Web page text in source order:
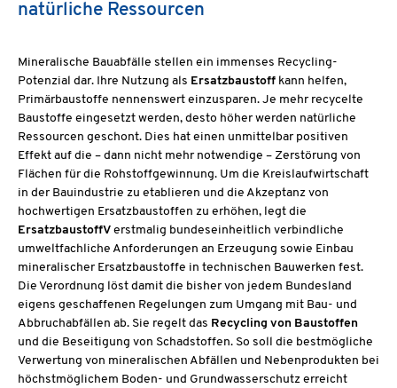
natürliche Ressourcen
Mineralische Bauabfälle stellen ein immenses Recycling-
Potenzial dar. Ihre Nutzung als Ersatzbaustoff kann helfen,
Primärbaustoffe nennenswert einzusparen. Je mehr recycelte
Baustoffe eingesetzt werden, desto höher werden natürliche
Ressourcen geschont. Dies hat einen unmittelbar positiven
Effekt auf die – dann nicht mehr notwendige – Zerstörung von
Flächen für die Rohstoffgewinnung. Um die Kreislaufwirtschaft
in der Bauindustrie zu etablieren und die Akzeptanz von
hochwertigen Ersatzbaustoffen zu erhöhen, legt die
ErsatzbaustoffV erstmalig bundeseinheitlich verbindliche
umweltfachliche Anforderungen an Erzeugung sowie Einbau
mineralischer Ersatzbaustoffe in technischen Bauwerken fest.
Die Verordnung löst damit die bisher von jedem Bundesland
eigens geschaffenen Regelungen zum Umgang mit Bau- und
Abbruchabfällen ab. Sie regelt das Recycling von Baustoffen
und die Beseitigung von Schadstoffen. So soll die bestmögliche
Verwertung von mineralischen Abfällen und Nebenprodukten bei
höchstmöglichem Boden- und Grundwasserschutz erreicht